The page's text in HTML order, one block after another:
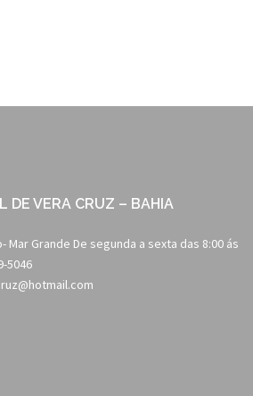
DE VERA CRUZ – BAHIA
Mar Grande De segunda a sexta das 8:00 ás
5046